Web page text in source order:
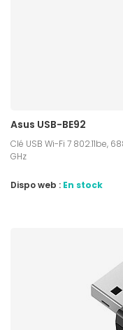
Asus USB-BE92
Clé USB Wi-Fi 7 802.11be,
GHz
Dispo web : En stock